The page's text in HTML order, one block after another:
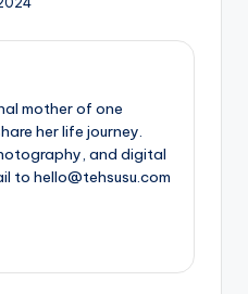
mother of one
her life journey.
and digital
to hello@tehsusu.com